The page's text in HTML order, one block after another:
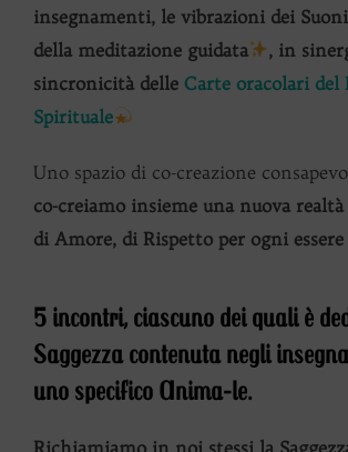
insegnamenti, le vibrazioni dei
della meditazione guidata
, in
sincronicità delle Carte oracolari del
Spirituale
Uno spazio di co-creazione
co-creiamo insieme una nuova realtà
di Amore, di Rispetto per ogni
5 incontri, ciascuno dei quali è
Saggezza contenuta negli
uno specifico Anima-le.
Richiamiamo in noi stessi la